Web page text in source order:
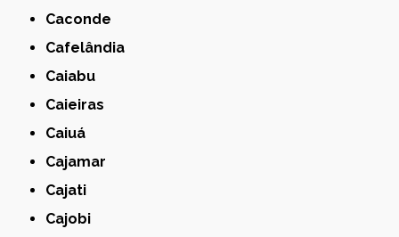
Caconde
Cafelândia
Caiabu
Caieiras
Caiuá
Cajamar
Cajati
Cajobi